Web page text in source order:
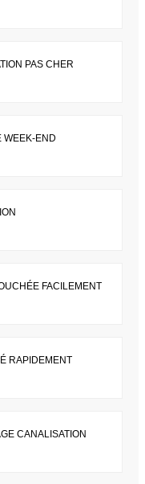
PAS CHER
WEEK-END
FACILEMENT
RAPIDEMENT
CANALISATION